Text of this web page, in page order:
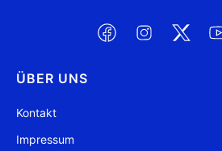
ÜBER UNS
Kontakt
Impressum